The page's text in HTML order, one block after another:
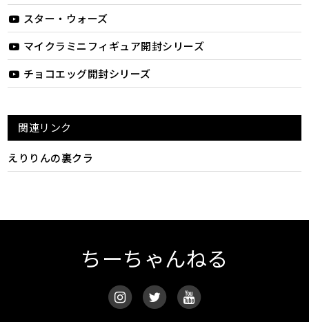
スター・ウォーズ
マイクラミニフィギュア開封シリーズ
チョコエッグ開封シリーズ
関連リンク
えりりんの裏クラ
ちーちゃんねる